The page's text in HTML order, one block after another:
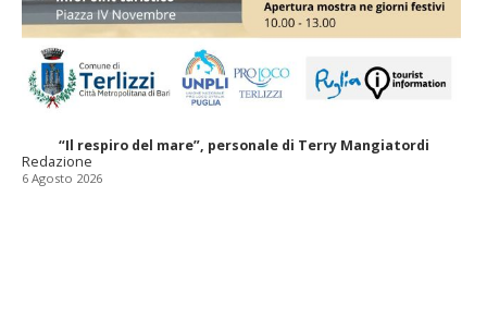
“Il respiro del mare”, personale di Terry Mangiatordi
Redazione
6 Agosto 2026